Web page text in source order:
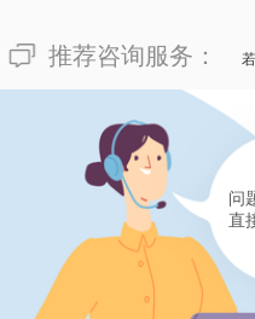
推荐咨询服务：
问
直